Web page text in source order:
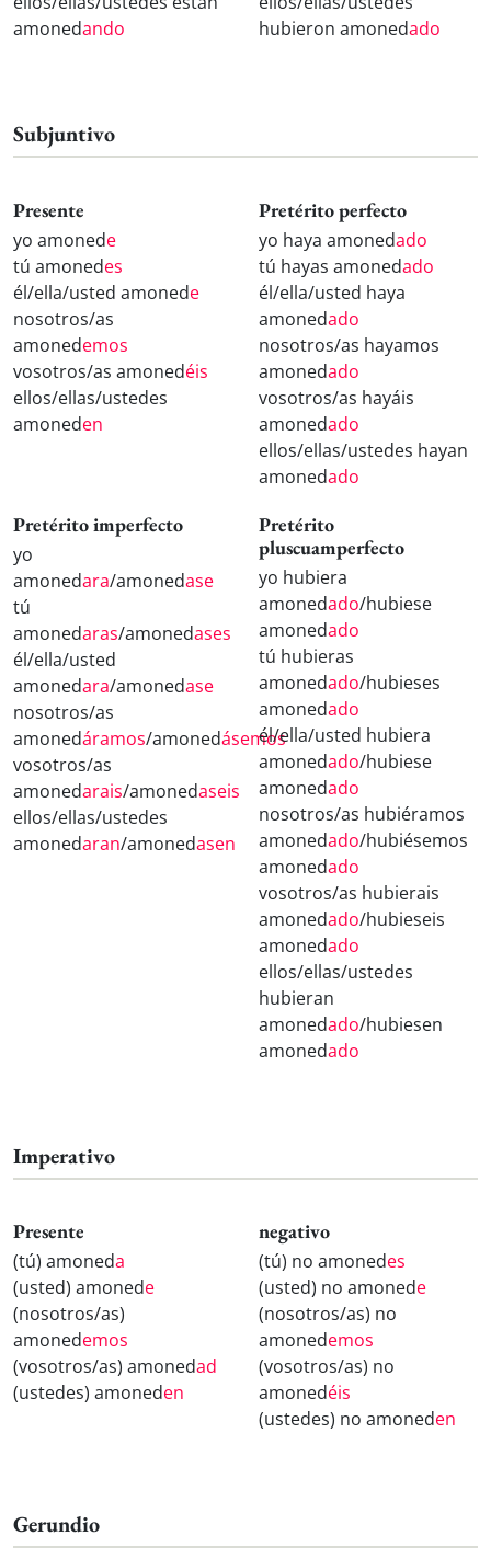
amonedando
hubieron amonedado
Subjuntivo
Presente
yo amonede
tú amonedes
él/ella/usted amonede
nosotros/as
amonedemos
vosotros/as amonedéis
ellos/ellas/ustedes
amoneden
Pretérito perfecto
yo haya amonedado
tú hayas amonedado
él/ella/usted haya
amonedado
nosotros/as hayamos
amonedado
vosotros/as hayáis
amonedado
ellos/ellas/ustedes hayan
amonedado
Pretérito imperfecto
yo
amonedara/amonedase
tú
amonedaras/amonedases
él/ella/usted
amonedara/amonedase
nosotros/as
amonedáramos/amonedásemos
vosotros/as
amonedarais/amonedaseis
ellos/ellas/ustedes
amonedaran/amonedasen
Pretérito
pluscuamperfecto
yo hubiera
amonedado/hubiese
amonedado
tú hubieras
amonedado/hubieses
amonedado
él/ella/usted hubiera
amonedado/hubiese
amonedado
nosotros/as hubiéramos
amonedado/hubiésemos
amonedado
vosotros/as hubierais
amonedado/hubieseis
amonedado
ellos/ellas/ustedes
hubieran
amonedado/hubiesen
amonedado
Imperativo
Presente
(tú) amoneda
(usted) amonede
(nosotros/as)
amonedemos
(vosotros/as) amonedad
(ustedes) amoneden
negativo
(tú) no amonedes
(usted) no amonede
(nosotros/as) no
amonedemos
(vosotros/as) no
amonedéis
(ustedes) no amoneden
Gerundio